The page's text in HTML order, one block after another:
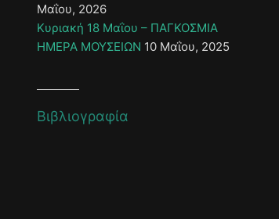
Μαΐου, 2026
Κυριακή 18 Μαΐου – ΠΑΓΚΟΣΜΙΑ
ΗΜΕΡΑ ΜΟΥΣΕΙΩΝ 10 Μαΐου, 2025
Βιβλιογραφία